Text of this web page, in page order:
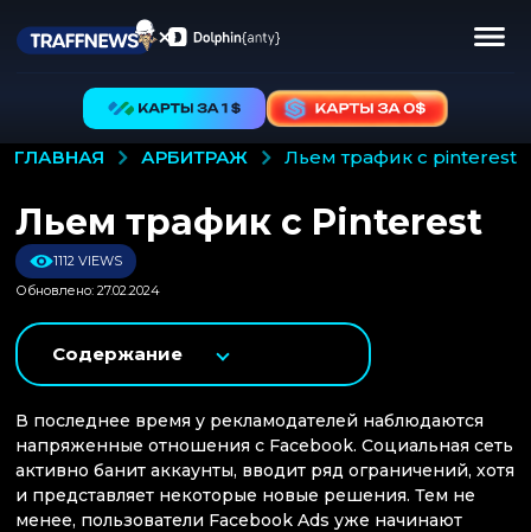
ГЛАВНАЯ АРБИТРАЖ льем трафик с pinterest
Льем трафик с Pinterest
1112 VIEWS
Обновлено: 27.02.2024
Содержание
В последнее время у рекламодателей наблюдаются
напряженные отношения с Facebook. Социальная сеть
активно банит аккаунты, вводит ряд ограничений, хотя
и представляет некоторые новые решения. Тем не
менее, пользователи Facebook Ads уже начинают